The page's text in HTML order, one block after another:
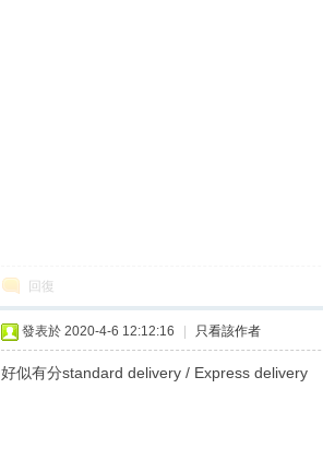
回復
發表於 2020-4-6 12:12:16 只看該作者
好似有分standard delivery / Express delivery